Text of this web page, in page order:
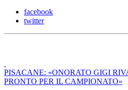
facebook
twitter
PISACANE: «ONORATO GIGI
PRONTO PER IL CAMPIONATO»